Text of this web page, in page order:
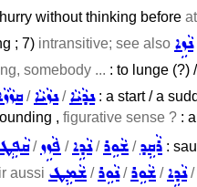
without thinking before
; 7) intransitive; see also ܢܵܙܹܐ
somebody ... : to lunge (?)
/ܢܙܵܝܵܐ/ܢܕܵܝܵܐ: a start / a
, figurative sense ? :
/ܦܵܙܹܙ /ܢܵܕܹܐ/ܫܵܘܹܪ /ܪܵܩܹܕ :
aussi ܫܵܡܹܛ /ܢܵܘܹܪ/ܫܵܘܹܪ /ܢܵܕܹܐ/